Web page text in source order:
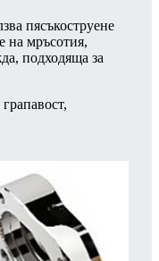
пясъкоструене
на мръсотия,
подходяща за